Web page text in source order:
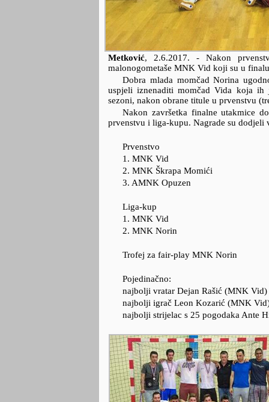
Metković, 2.6.2017. - Nakon
malonogometaše MNK Vid koji su u
Dobra mlada momčad Norina
uspjeli iznenaditi momčad Vida koja
sezoni, nakon obrane titule u prvenstvu
Nakon završetka finalne utakmice
prvenstvu i liga-kupu. Nagrade su
Prvenstvo
1. MNK Vid
2. MNK Škrapa Momići
3. AMNK Opuzen
Liga-kup
1. MNK Vid
2. MNK Norin
Trofej za fair-play MNK Norin
Pojedinačno:
najbolji vratar Dejan Rašić (MNK Vid)
najbolji igrač Leon Kozarić (MNK
najbolji strijelac s 25 pogodaka Ante